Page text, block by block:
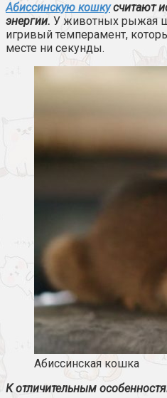
Абиссинскую кошкусчитают
энергии. У животных рыжая
игривый темперамент,
месте ни секунды.
Абиссинская кошка
К отличительным